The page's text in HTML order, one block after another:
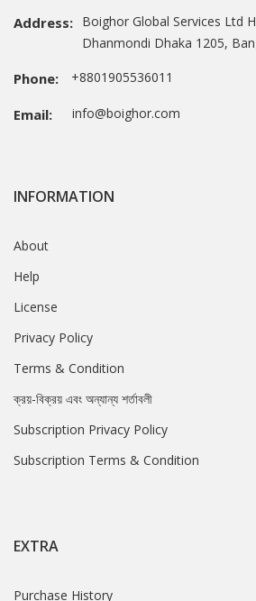
Address: Boighor Global Services Ltd
Dhanmondi Dhaka 1205,
Phone: +8801905536011
Email: info@boighor.com
INFORMATION
About
Help
License
Privacy Policy
Terms & Condition
ক্রয়-বিক্রয় এবং অন্যান্য শর্তাবলী
Subscription Privacy Policy
Subscription Terms & Condition
EXTRA
Purchase History